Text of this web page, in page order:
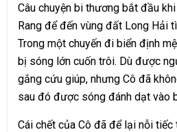
Câu chuyện bi thương bắt đầu
Rang để đến vùng đất Long Hải
Trong một chuyến đi biển định
bị sóng lớn cuốn trôi. Dù được
gắng cứu giúp, nhưng Cô đã
sau đó được sóng đánh dạt vào
Cái chết của Cô đã để lại nỗi